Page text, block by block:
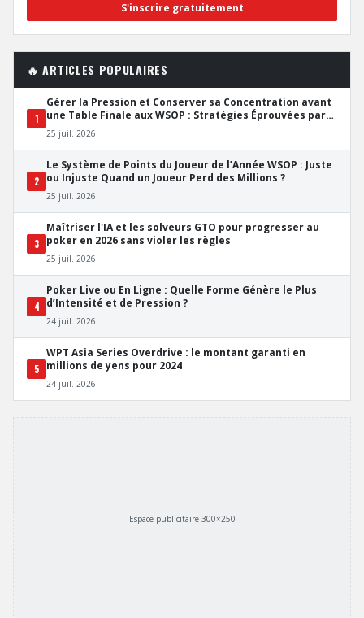
S'inscrire gratuitement
🔥 ARTICLES POPULAIRES
1
Gérer la Pression et Conserver sa Concentration avant
une Table Finale aux WSOP : Stratégies Éprouvées par
les Pros
25 juil. 2026
2
Le Système de Points du Joueur de l’Année WSOP : Juste
ou Injuste Quand un Joueur Perd des Millions ?
25 juil. 2026
3
Maîtriser l'IA et les solveurs GTO pour progresser au
poker en 2026 sans violer les règles
25 juil. 2026
4
Poker Live ou En Ligne : Quelle Forme Génère le Plus
d’Intensité et de Pression ?
24 juil. 2026
5
WPT Asia Series Overdrive : le montant garanti en
millions de yens pour 2024
24 juil. 2026
Espace publicitaire 300×250